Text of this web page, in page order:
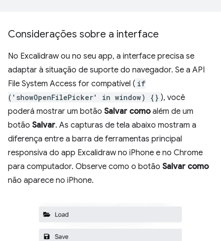
Considerações sobre a interface
No Excalidraw ou no seu app, a interface precisa se
adaptar à situação de suporte do navegador. Se a API
File System Access for compatível ( if
('showOpenFilePicker' in window) {} ), você
poderá mostrar um botão Salvar comoalém de um
botão Salvar. As capturas de tela abaixo mostram a
diferença entre a barra de ferramentas principal
responsiva do app Excalidraw no iPhone e no Chrome
para computador. Observe como o botão Salvar como
não aparece no iPhone.